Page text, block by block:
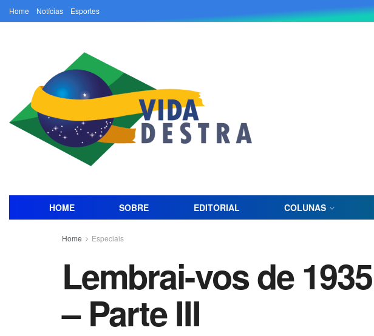
Home Notícias Esportes
HOME SOBRE EDITORIAL COLUNAS
Home Especiais
Lembrai-vos de
– Parte III